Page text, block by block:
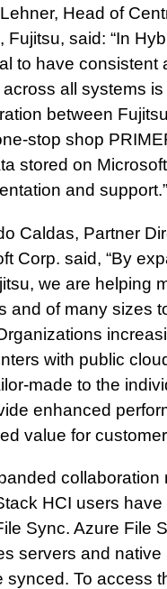
Head of
Fujitsu, said: “In
to have consistent
all systems
between
stop shop
stored on
and support.”
Caldas, Partner
Corp. said, “By
we are helping
and of many sizes
with public
made to the
enhanced
value for
collaboration
HCI users
Sync. Azure File
servers and
synced. To access